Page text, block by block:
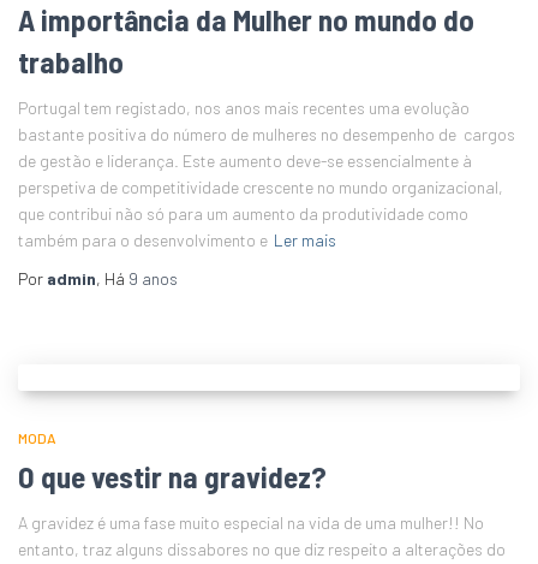
A importância da Mulher no mundo do
trabalho
Portugal tem registado, nos anos mais recentes uma evolução
bastante positiva do número de mulheres no desempenho de cargos
de gestão e liderança. Este aumento deve-se essencialmente à
perspetiva de competitividade crescente no mundo organizacional,
que contribui não só para um aumento da produtividade como
também para o desenvolvimento e Ler mais
Por admin, Há 9 anos
MODA
O que vestir na gravidez?
A gravidez é uma fase muito especial na vida de uma mulher!! No
entanto, traz alguns dissabores no que diz respeito a alterações do